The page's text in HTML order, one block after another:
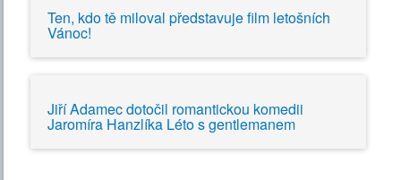
Ten, kdo tě miloval představuje film letošních
Vánoc!
Jiří Adamec dotočil romantickou komedii
Jaromíra Hanzlíka Léto s gentlemanem